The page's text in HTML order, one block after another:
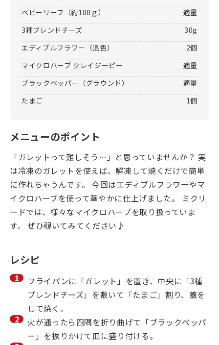
ベビーリーフ（約100ｇ）
適量
3種ブレンドチーズ
30g
エディブルフラワー（混色）
2個
マイクロハーブ クレイジーピー
適量
ブラックペッパー（グラウンド）
適量
たまご
1個
メニューのポイント
「ガレットって難しそう…」と思っていませんか？ 実
は冷凍のガレットを使えば、解凍して焼くだけで簡単
に作れちゃうんです。 今回はエディブルフラワーやマ
イクロハーブを使って華やかに仕上げました。 ミクリ
ードでは、様々なマイクロハーブを取り扱っていま
す。 ぜひ覗いてみてください♪
レシピ
フライパンに「ガレット」を置き、中央に「3種
ブレンドチーズ」を敷いて「たまご」割り、蓋を
して焼く。
火が通ったら四隅を折り曲げて「ブラックペッパ
ー」を振りかけて皿に盛り付ける。